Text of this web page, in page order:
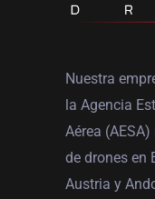
Nuestra
la Agencia
Aérea
de drones en
Austria y